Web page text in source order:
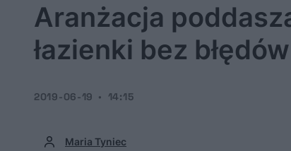
Aranżacja
łazienki bez błędów
Maria Tyniec
2019-06-19 14:15